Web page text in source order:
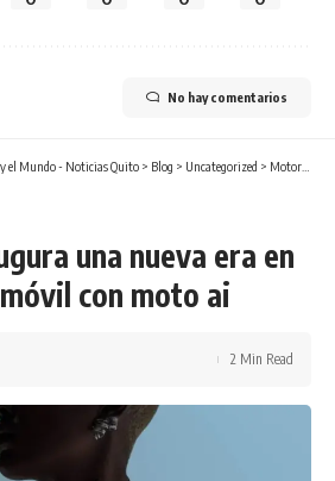
No hay comentarios
el Mundo - Noticias Quito > Blog > Uncategorized > Motorola inaugura una nueva era en la fotografía móvil con moto ai
una nueva era en
con moto ai
2 Min Read